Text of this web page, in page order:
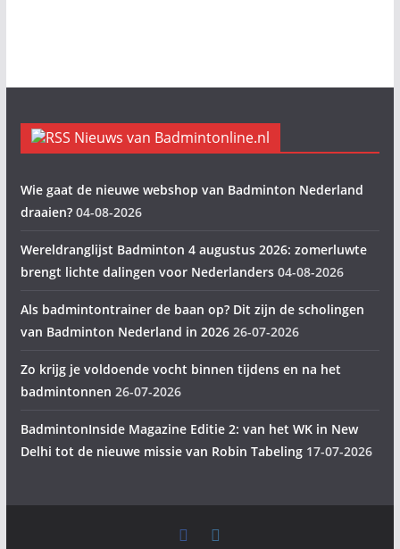
Nieuws van Badmintonline.nl
Wie gaat de nieuwe webshop van Badminton Nederland
draaien? 04-08-2026
Wereldranglijst Badminton 4 augustus 2026: zomerluwte
brengt lichte dalingen voor Nederlanders 04-08-2026
Als badmintontrainer de baan op? Dit zijn de scholingen
van Badminton Nederland in 2026 26-07-2026
Zo krijg je voldoende vocht binnen tijdens en na het
badmintonnen 26-07-2026
BadmintonInside Magazine Editie 2: van het WK in New
Delhi tot de nieuwe missie van Robin Tabeling 17-07-2026